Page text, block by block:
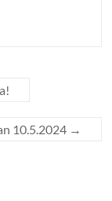
10.5.2024 →